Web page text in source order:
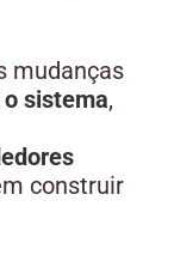
mudanças
sistema,
construir